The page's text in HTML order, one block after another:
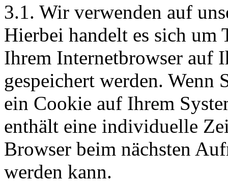
3.1. Wir verwenden auf
Hierbei handelt es sich um
Ihrem Internetbrowser auf
gespeichert werden. Wenn
ein Cookie auf Ihrem
enthält eine individuelle
Browser beim nächsten
werden kann.